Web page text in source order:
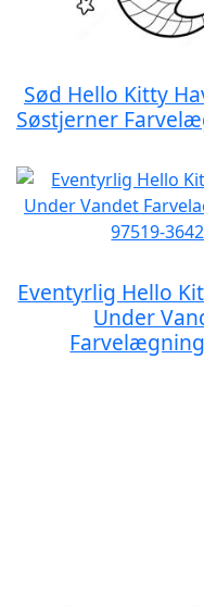
Sød Hello Kitty
Søstjerner
Eventyrlig Hello
Under